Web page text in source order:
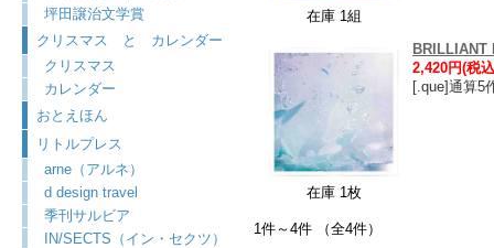
坪田譲治文学賞
クリスマス と カレンダー
クリスマス
カレンダー
おとえほん
リトルプレス
arne（アルネ）
d design travel
季刊サルビア
IN/SECTS（イン・セクツ）
在庫 1組
在庫 1枚
BRILLIANT
2,420円(税
[.que]通算5
1件～4件 （全4件）